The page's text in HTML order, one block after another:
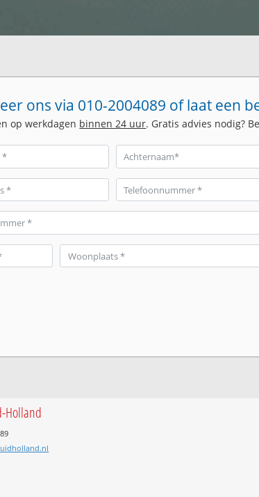
ons via 010-2004089 of laat een
op werkdagen binnen 24 uur. Gratis advies nodig?
Holland